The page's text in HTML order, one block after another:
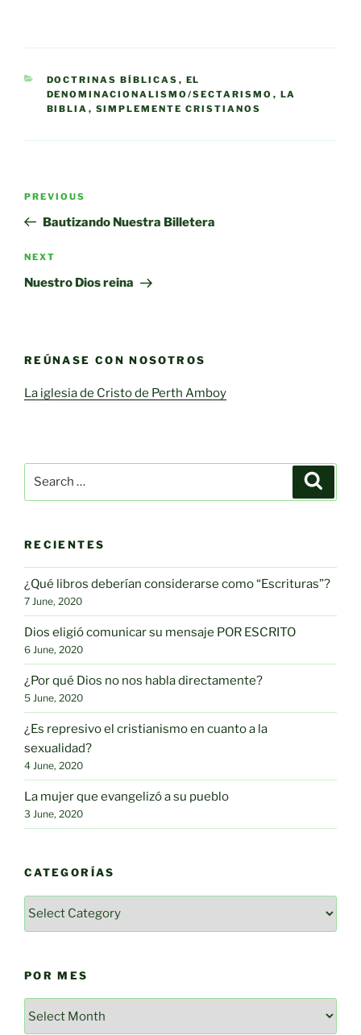
CATEGORIES
DOCTRINAS BÍBLICAS , EL
DENOMINACIONALISMO/SECTARISMO , LA
BIBLIA , SIMPLEMENTE CRISTIANOS
Previous
Post
PREVIOUS
Bautizando Nuestra Billetera
Next
Post
NEXT
Nuestro Dios reina
REÚNASE CON NOSOTROS
La iglesia de Cristo de Perth Amboy
RECIENTES
¿Qué libros deberían considerarse como “Escrituras”?
7 June, 2020
Dios eligió comunicar su mensaje POR ESCRITO
6 June, 2020
¿Por qué Dios no nos habla directamente?
5 June, 2020
¿Es represivo el cristianismo en cuanto a la
sexualidad?
4 June, 2020
La mujer que evangelizó a su pueblo
3 June, 2020
CATEGORÍAS
Categorías
POR MES
mes